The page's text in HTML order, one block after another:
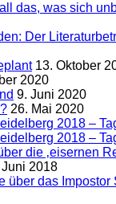
das, was sich
Der
13. Oktober
2020
9. Juni 2020
26. Mai 2020
2018 –
2018 –
die ‚eisernen
Juni 2018
über das Impostor